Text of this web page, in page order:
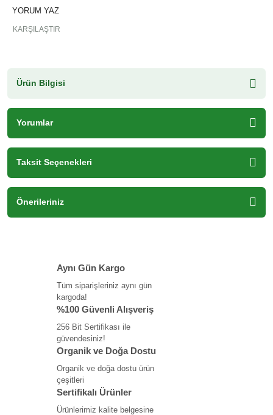
YORUM YAZ
KARŞILAŞTIR
Ürün Bilgisi
Yorumlar
Taksit Seçenekleri
Önerileriniz
Aynı Gün Kargo
Tüm siparişleriniz aynı gün
kargoda!
%100 Güvenli Alışveriş
256 Bit Sertifikası ile
güvendesiniz!
Organik ve Doğa Dostu
Organik ve doğa dostu ürün
çeşitleri
Sertifikalı Ürünler
Ürünlerimiz kalite belgesine